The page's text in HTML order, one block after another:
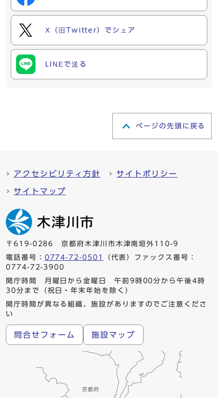
X（旧Twitter）でシェア
LINEで送る
ページの先頭に戻る
アクセシビリティ方針 サイトポリシー
サイトマップ
〒619-0286 京都府木津川市木津南垣外110-9
電話番号： 0774-72-0501
（代表）ファックス番号：
0774-72-3900
開庁時間 月曜日から金曜日 午前9時00分から午後4時
30分まで（祝日・年末年始を除く）
開庁時間が異なる組織、施設がありますのでご注意くださ
い
問合せフォーム 施設マップ